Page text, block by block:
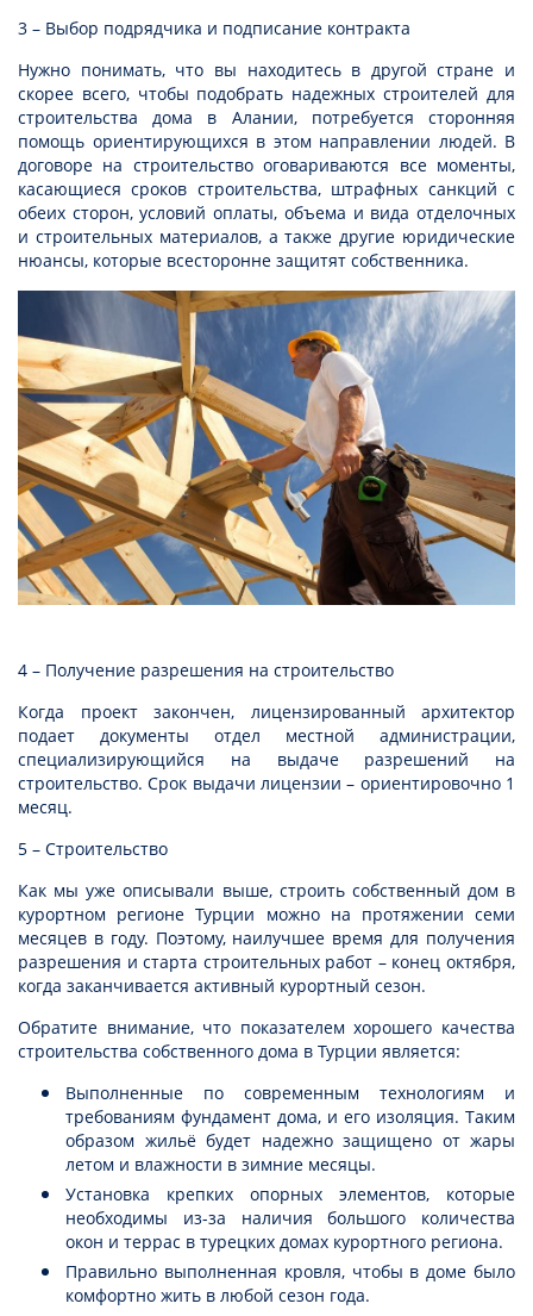
3 – Выбор подрядчика и подписание контракта
Нужно понимать, что вы находитесь в другой стране и
скорее всего, чтобы подобрать надежных строителей для
строительства дома в Алании, потребуется сторонняя
помощь ориентирующихся в этом направлении людей. В
договоре на строительство оговариваются все моменты,
касающиеся сроков строительства, штрафных санкций с
обеих сторон, условий оплаты, объема и вида отделочных
и строительных материалов, а также другие юридические
нюансы, которые всесторонне защитят собственника.
4 – Получение разрешения на строительство
Когда проект закончен, лицензированный архитектор
подает документы отдел местной администрации,
специализирующийся на выдаче разрешений на
строительство. Срок выдачи лицензии – ориентировочно 1
месяц.
5 – Строительство
Как мы уже описывали выше, строить собственный дом в
курортном регионе Турции можно на протяжении семи
месяцев в году. Поэтому, наилучшее время для получения
разрешения и старта строительных работ – конец октября,
когда заканчивается активный курортный сезон.
Обратите внимание, что показателем хорошего качества
строительства собственного дома в Турции является:
Выполненные по современным технологиям и
требованиям фундамент дома, и его изоляция. Таким
образом жильё будет надежно защищено от жары
летом и влажности в зимние месяцы.
Установка крепких опорных элементов, которые
необходимы из-за наличия большого количества
окон и террас в турецких домах курортного региона.
Правильно выполненная кровля, чтобы в доме было
комфортно жить в любой сезон года.